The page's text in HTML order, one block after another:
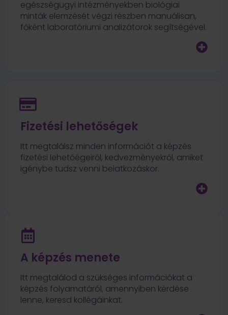
egészségügyi intézményekben biológiai
minták elemzését végzi részben manuálisan,
főként laboratóriumi analizátorok segítségével.
Fizetési lehetőségek
Itt megtalálsz minden információt a képzés
fizetési lehetőégeiről, kedvezményekről, amiket
igénybe tudsz venni beiatkozáskor.
A képzés menete
Itt megtalálod a szükséges információkat a
képzés folyamatáról, amennyiben kérdése
lenne, keresd kollégáinkat.